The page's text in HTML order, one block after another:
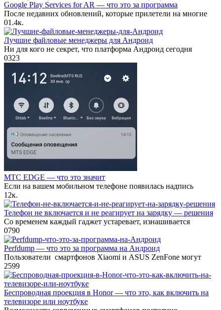
Google Play Services for AR — что это за программа
После недавних обновлений, которые прилетели на многие
01.4к.
Лучшие файловые менеджеры для Андроид
Ни для кого не секрет, что платформа Андроид сегодня
0323
МТС EDGE — что это значит
Если на вашем мобильном телефоне появилась надпись
1 2к.
Телефон не включается и не реагирует на зарядку — решения
Со временем каждый гаджет устаревает, изнашивается
0790
Perfdump — что это за программа на Андроид
Пользователи смартфонов Xiaomi и ASUS ZenFone могут
2599
Беспроводная проекция в Honor — что это, как включить на
телевизоре или ноутбуке